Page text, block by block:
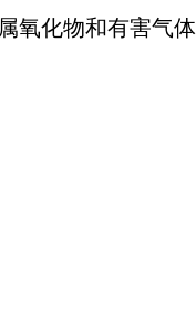
氧化物和有害气体